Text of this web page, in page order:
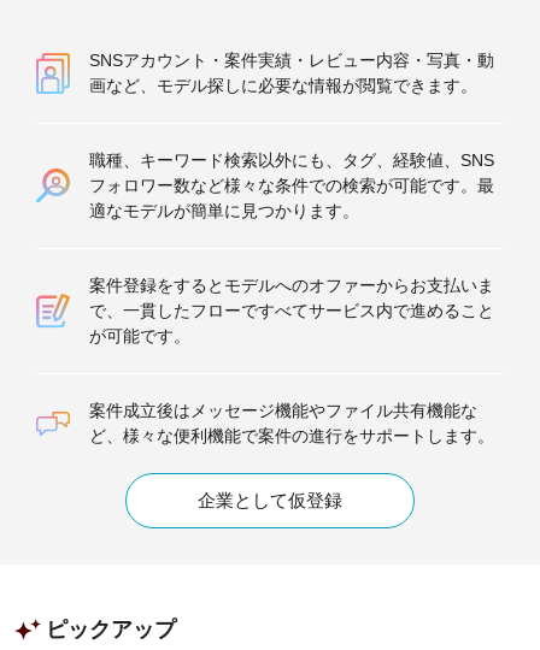
SNSアカウント・案件実績・レビュー内容・写真・動
画など、モデル探しに必要な情報が閲覧できます。
職種、キーワード検索以外にも、タグ、経験値、SNS
フォロワー数など様々な条件での検索が可能です。最
適なモデルが簡単に見つかります。
案件登録をするとモデルへのオファーからお支払いま
で、一貫したフローですべてサービス内で進めること
が可能です。
案件成立後はメッセージ機能やファイル共有機能な
ど、様々な便利機能で案件の進行をサポートします。
企業として仮登録
ピックアップ